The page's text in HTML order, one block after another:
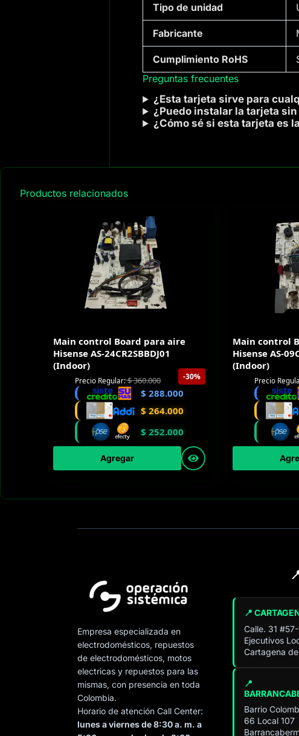
Tipo de unidad
Fabricante
Cumplimiento RoHS
Preguntas frecuentes
¿Esta tarjeta sirve para
¿Puedo instalar la tarjeta
¿Cómo sé si esta tarjeta es
Productos relacionados
Main control Board para aire
Hisense AS-24CR2SBBDJ01
(Indoor)
-30%
Precio Regular:$360.000
$ 288.000
$ 264.000
$ 252.000
Agregar
Main control
Hisense AS-
(Indoor)
Precio
Empresa especializada en
electrodomésticos, repuestos
de electrodomésticos, motos
electricas y repuestos para las
mismas, con presencia en toda
Colombia.
Horario de atención Call Center:
lunes a viernes de 8:30 a. m. a
📍
Calle. 31
Ejecutivos
Cartagena
📍
Barrio
66 Local 107